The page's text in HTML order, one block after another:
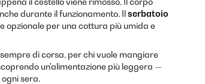
durante il funzionamento. Ilserbatoio
opzionale per una cottura più umida e
di corsa, per chi vuole mangiare
un'alimentazione più leggera —
sera.